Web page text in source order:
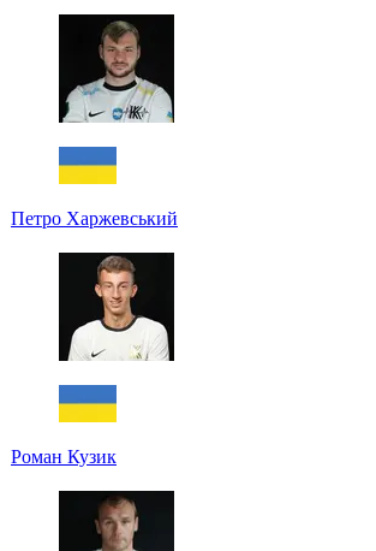
Петро Харжевський
Роман Кузик